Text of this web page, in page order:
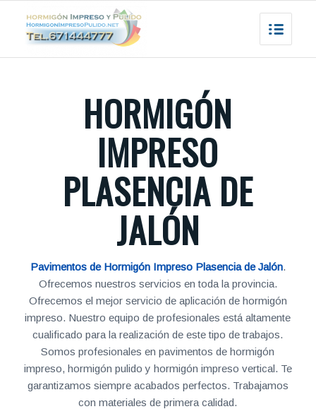
HORMIGÓN
IMPRESO
PLASENCIA DE
JALÓN
Pavimentos de Hormigón Impreso Plasencia de Jalón.
Ofrecemos nuestros servicios en toda la provincia.
Ofrecemos el mejor servicio de aplicación de hormigón
impreso. Nuestro equipo de profesionales está altamente
cualificado para la realización de este tipo de trabajos.
Somos profesionales en pavimentos de hormigón
impreso, hormigón pulido y hormigón impreso vertical. Te
garantizamos siempre acabados perfectos. Trabajamos
con materiales de primera calidad.